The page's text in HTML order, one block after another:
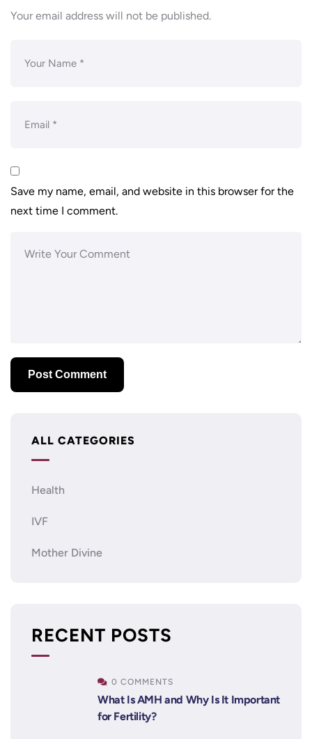
Your email address will not be published.
Save my name, email, and website in this browser for the
next time I comment.
ALL CATEGORIES
Health
IVF
Mother Divine
RECENT POSTS
0 COMMENTS
What Is AMH and Why Is It Important
for Fertility?